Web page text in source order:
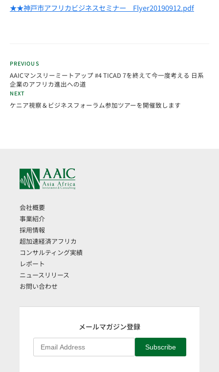
★★神戸市アフリカビジネスセミナー＿Flyer20190912.pdf
PREVIOUS
AAICマンスリーミートアップ #4 TICAD 7を終えて今一度考える 日系
企業のアフリカ進出への道
NEXT
ケニア視察＆ビジネスフォーラム参加ツアーを開催致します
会社概要
事業紹介
採用情報
超加速経済アフリカ
コンサルティング実績
レポート
ニュースリリース
お問い合わせ
メールマガジン登録
Subscribe